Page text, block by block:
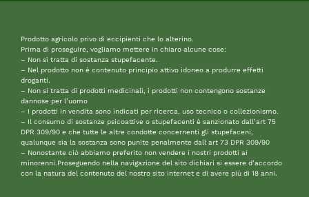
Prodotto agricolo privo di eccipienti che lo alterino.
Prima di proseguire, vogliamo mettere in chiaro alcune cose:
– Non si tratta di sostanza stupefacente.
– Nel prodotto non è contenuto principio attivo idoneo a produrre effetti
droganti.
– Non si tratta di prodotti medicinali, i prodotti non contengono sostanze
dannose per l’uomo
– I prodotti in vendita sono indicati per ricerca, uso tecnico o collezionismo.
– Il consumo di sostanze psicoattive o stupefacenti è sanzionato dall’art 75
DPR 309/90 e che tutte le altre condotte concernenti gli stupefaceni,
qualunque sia la sostanza sono punite penalmente dall art 73 DPR 309/90
– Nonostante ciò abbiamo preferito non vendere i nostri prodotti ai
minorenni.Proseguendo nella navigazione del sito dichiari si essere d’accordo
con la natura del contenuto del nostro sito internet e di avere più di 18 anni.